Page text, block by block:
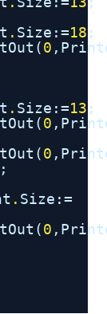
. Size:=18 ;
0
. Size:=13 ;
0
0
. Size:=
0